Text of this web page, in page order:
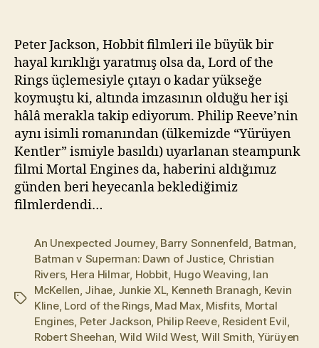
a
z
Peter Jackson, Hobbit filmleri ile büyük bir
hayal kırıklığı yaratmış olsa da, Lord of the
Rings üçlemesiyle çıtayı o kadar yükseğe
koymuştu ki, altında imzasının olduğu her işi
hâlâ merakla takip ediyorum. Philip Reeve’nin
aynı isimli romanından (ülkemizde “Yürüyen
Kentler” ismiyle basıldı) uyarlanan steampunk
filmi Mortal Engines da, haberini aldığımız
günden beri heyecanla beklediğimiz
filmlerdendi…
Etiketler
An Unexpected Journey, Barry Sonnenfeld Batman
Batman v Superman: Dawn of Justice, Christian
Rivers, Hera Hilmar, Hobbit Hugo Weaving Ian
McKellen Jihae Junkie XL, Kenneth Branagh Kevin
Kline, Lord of the Rings, Mad Max, Misfits, Mortal
Engines Peter Jackson Philip Reeve, Resident Evil
Robert Sheehan Wild Wild West, Will Smith Yürüyen